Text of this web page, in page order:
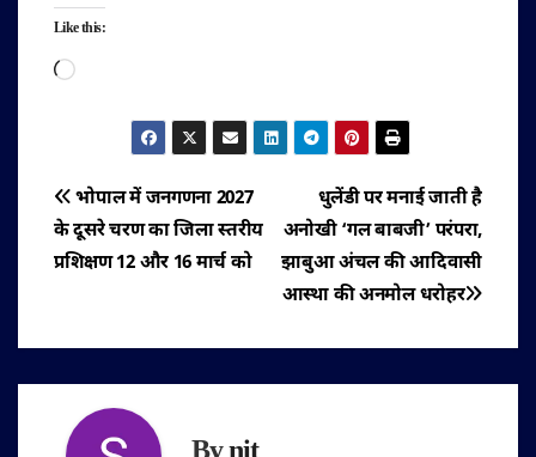
Like this:
Loading…
पोस्ट
नेविगेशन
धुलेंडी पर मनाई जाती है
अनोखी ‘गल बाबजी’ परंपरा,
झाबुआ अंचल की आदिवासी
आस्था की अनमोल धरोहर
भोपाल में जनगणना 2027
के दूसरे चरण का जिला स्तरीय
प्रशिक्षण 12 और 16 मार्च को